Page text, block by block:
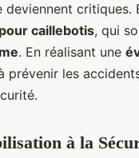
caillebotis, qui
. En réalisant une
prévenir les
à la